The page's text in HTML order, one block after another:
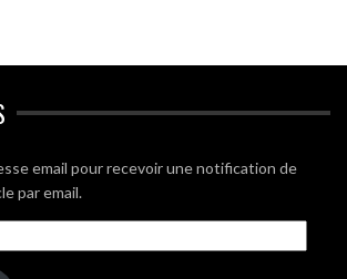
email pour recevoir une notification de
par email.